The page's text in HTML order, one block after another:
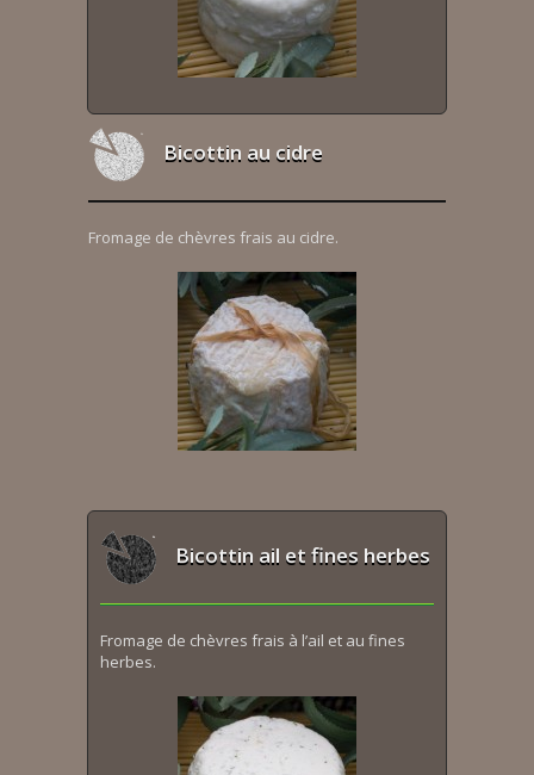
Bicottin au cidre
Fromage de chèvres frais au cidre.
Bicottin ail et fines herbes
Fromage de chèvres frais à l’ail et au fines
herbes.